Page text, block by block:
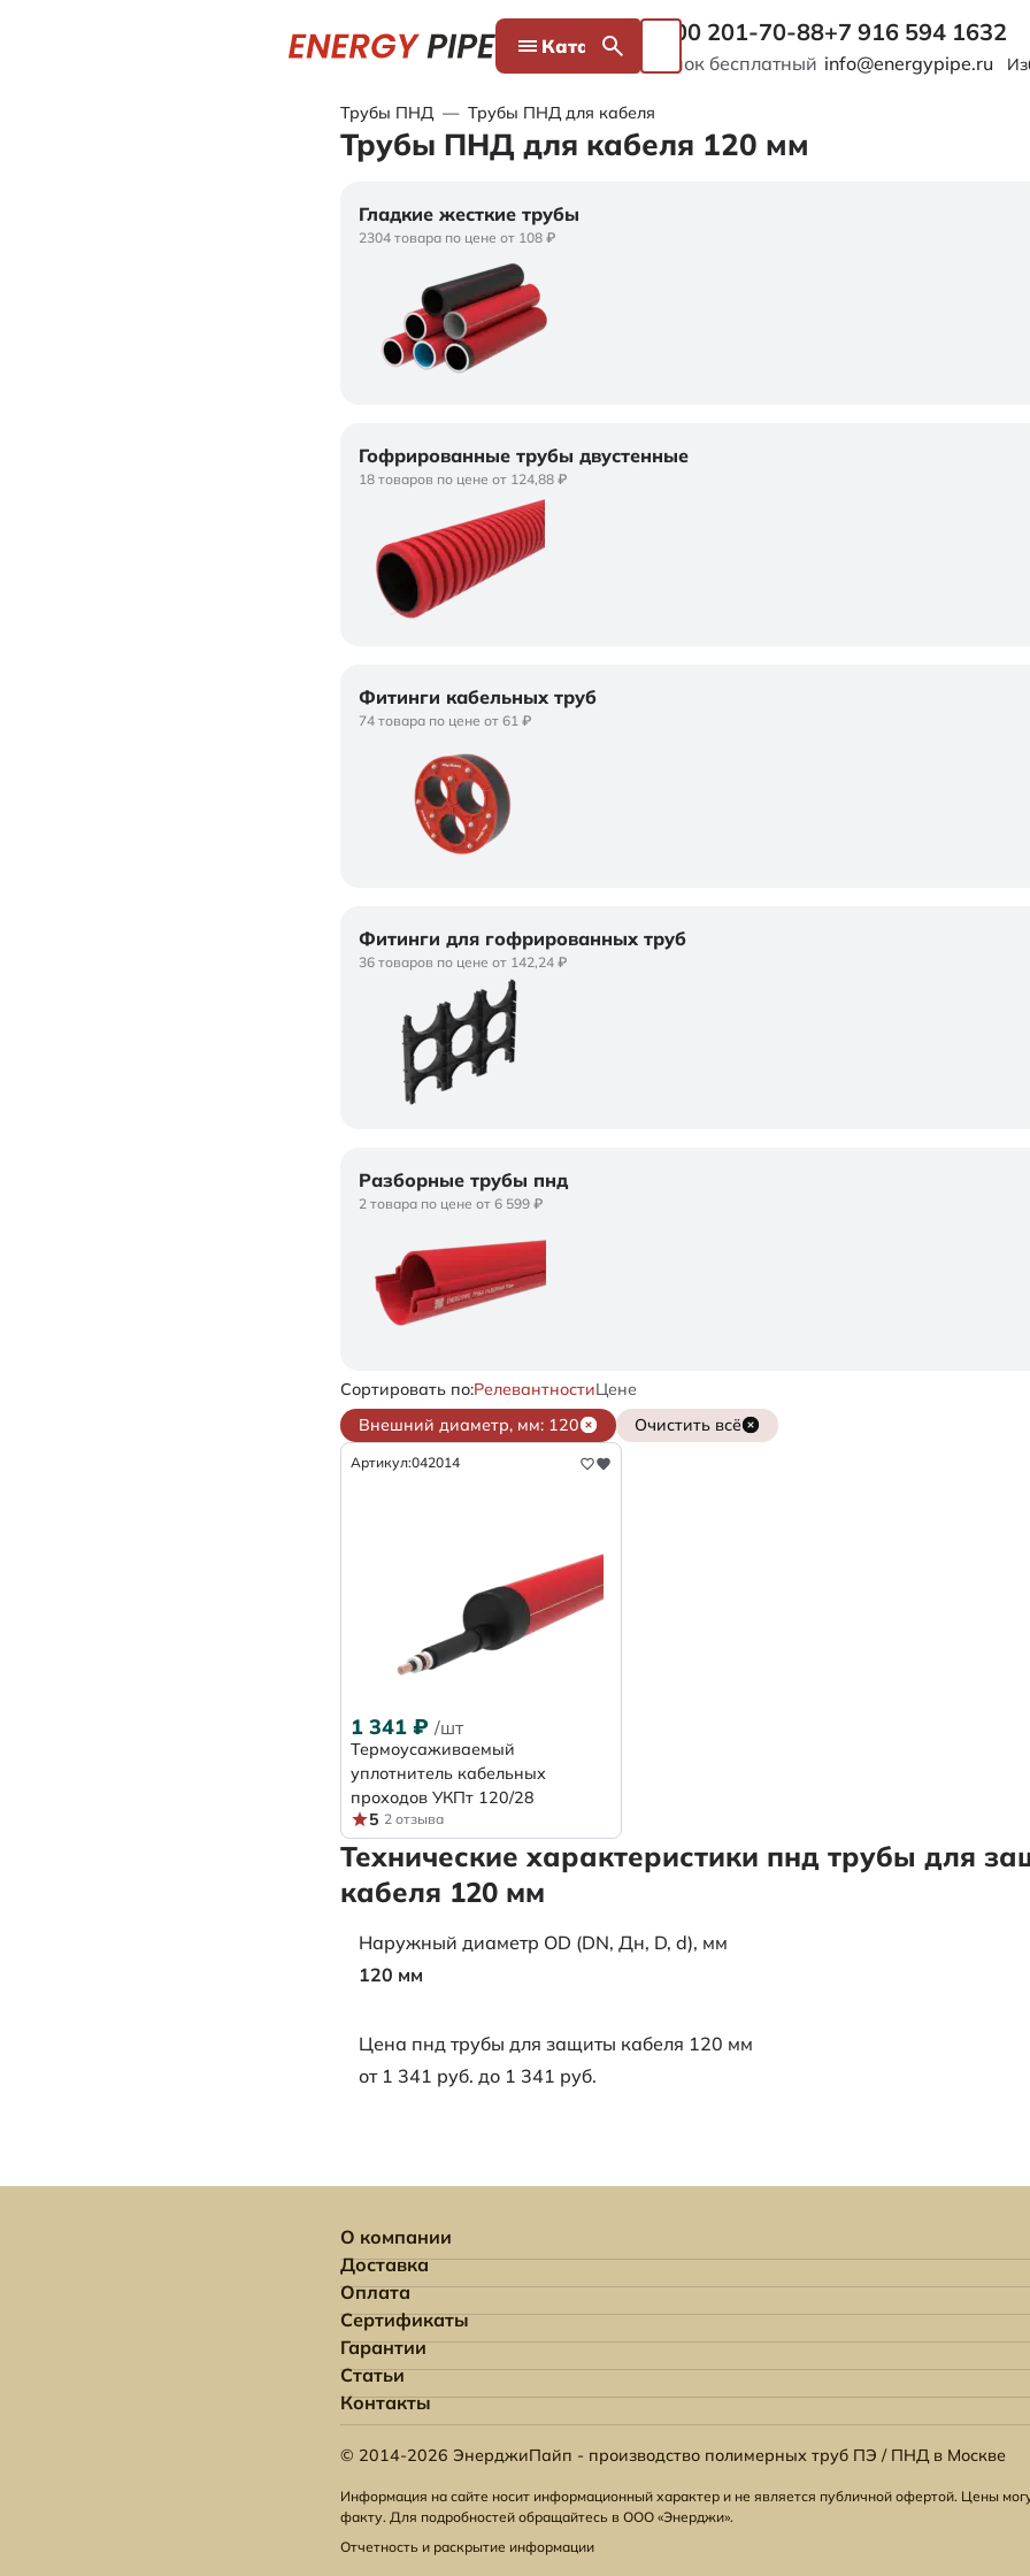
Каталог 8 800 201-70-88
Звонок бесплатный
+7 916 594 1632
info@energypipe.ru
Трубы ПНД — Трубы ПНД для кабеля
Трубы ПНД для кабеля 120 мм
Гладкие жесткие трубы
2304 товара по цене от 108 ₽
Гофрированные трубы двустенные
18 товаров по цене от 124,88 ₽
Фитинги кабельных труб
74 товара по цене от 61 ₽
Фитинги для гофрированных труб
36 товаров по цене от 142,24 ₽
Разборные трубы пнд
2 товара по цене от 6 599 ₽
Сортировать по:РелевантностиЦене
Внешний диаметр, мм: 120
Очистить всё
Артикул:042014
1 341 ₽ /шт
Термоусаживаемый
уплотнитель кабельных
проходов УКПт 120/28
5 2 отзыва
Технические характеристики пнд трубы для
кабеля 120 мм
Наружный диаметр OD (DN, Дн, D, d), мм
120 мм
Цена пнд трубы для защиты кабеля 120 мм
от 1 341 руб. до 1 341 руб.
О компании
Доставка
Оплата
Сертификаты
Гарантии
Статьи
Контакты
© 2014-2026 ЭнерджиПайп - производство полимерных труб ПЭ / ПНД в Москве
Информация на сайте носит информационный характер и не является публичной офертой. Цены
факту. Для подробностей обращайтесь в ООО «Энерджи».
Отчетность и раскрытие информации